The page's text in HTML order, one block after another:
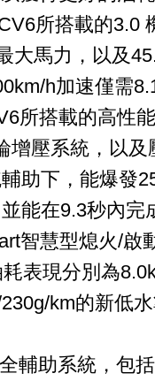
所搭載的3.0
大馬力，以及
h加速僅需
所搭載的高性
增壓系統，以及
助下，能爆發
能在9.3秒內完
智慧型熄火/啟
表現分別為
km的新低
輔助系統，包